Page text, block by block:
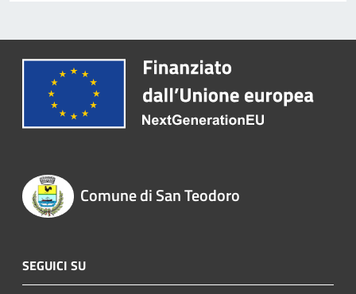
Comune di San Teodoro
SEGUICI SU